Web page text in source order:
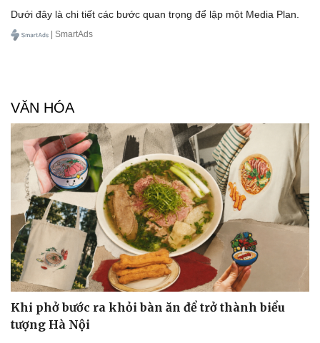
Doanh nghiệp
Dưới đây là chi tiết các bước quan trọng để lập một Media Plan.
| SmartAds
VĂN HÓA
Khi phở bước ra khỏi bàn ăn để trở thành biểu
tượng Hà Nội